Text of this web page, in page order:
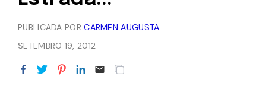
PUBLICADA PORCARMEN AUGUSTA
SETEMBRO 19, 2012